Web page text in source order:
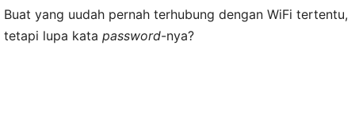
Buat yang uudah pernah terhubung dengan WiFi tertentu,
tetapi lupa kata password-nya?